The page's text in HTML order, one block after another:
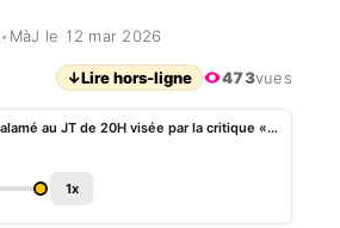
• MàJ le 12 mar 2026
↓Lire hors-ligne 473vues
Léa Salamé au JT de 20H visée par la critique «Ce n’est pas normal qu’on ait pensé à elle»
1x